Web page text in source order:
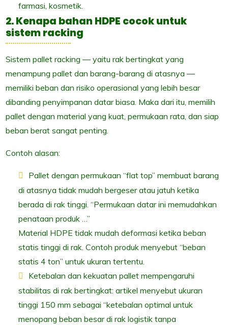
farmasi, kosmetik.
2. Kenapa bahan HDPE cocok untuk
sistem racking
Sistem pallet racking — yaitu rak bertingkat yang
menampung pallet dan barang-barang di atasnya —
memiliki beban dan risiko operasional yang lebih besar
dibanding penyimpanan datar biasa. Maka dari itu, memilih
pallet dengan material yang kuat, permukaan rata, dan siap
beban berat sangat penting.
Contoh alasan:
Pallet dengan permukaan “flat top” membuat barang
di atasnya tidak mudah bergeser atau jatuh ketika
berada di rak tinggi. “Permukaan datar ini memudahkan
penataan produk …”
Material HDPE tidak mudah deformasi ketika beban
statis tinggi di rak. Contoh produk menyebut “beban
statis 4 ton” untuk ukuran tertentu.
Ketebalan dan kekuatan pallet mempengaruhi
stabilitas di rak bertingkat: artikel menyebut ukuran
tinggi 150 mm sebagai “ketebalan optimal untuk
menopang beban besar di rak logistik tanpa